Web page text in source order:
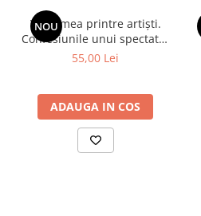
NOU
Viața mea printre artiști.
Confesiunile unui spectator
fidel
55,00 Lei
ADAUGA IN COS